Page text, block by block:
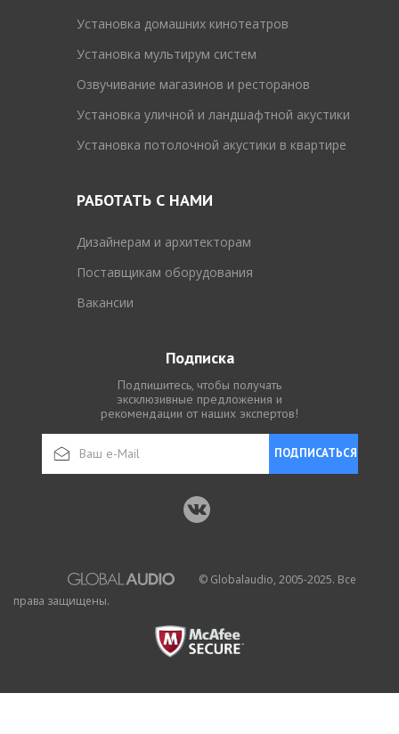
Установка домашних кинотеатров
Установка мультирум систем
Озвучивание магазинов и ресторанов
Установка уличной и ландшафтной акустики
Установка потолочной акустики в квартире
РАБОТАТЬ С НАМИ
Дизайнерам и архитекторам
Поставщикам оборудования
Вакансии
Подписка
Подпишитесь, чтобы получать
эксклюзивные предложения и
рекомендации от наших экспертов!
ПОДПИСАТЬСЯ
© Globalaudio, 2005-2025. Все
права защищены.